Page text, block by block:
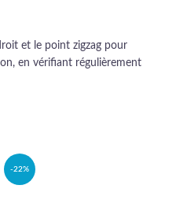
et le point zigzag pour
en vérifiant régulièrement
-22%